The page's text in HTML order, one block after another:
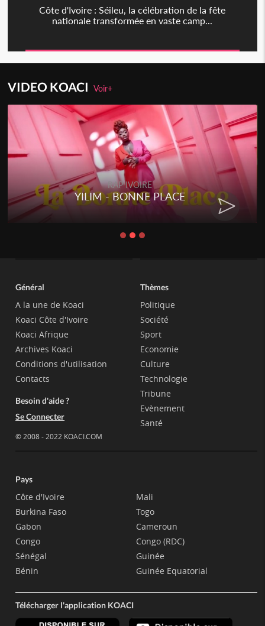
Côte d'Ivoire : Séileu, la célébration de la fête
nationale transformée en vaste camp...
VIDEO KOACIVoir+
RAP IVOIRE
YILIM - BONNE PLACE
Général
A la une de Koaci
Koaci Côte d'Ivoire
Koaci Afrique
Archives Koaci
Conditions d'utilisation
Contacts
Besoin d'aide ?
Se Connecter
© 2008 - 2022 KOACI.COM
Thèmes
Politique
Société
Sport
Economie
Culture
Technologie
Tribune
Evènement
Santé
Pays
Côte d'Ivoire
Burkina Faso
Gabon
Congo
Sénégal
Bénin
Mali
Togo
Cameroun
Congo (RDC)
Guinée
Guinée Equatorial
Télécharger l'application KOACI